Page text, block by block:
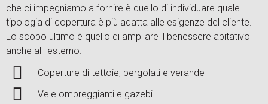
che ci impegniamo a fornire è quello di individuare quale
tipologia di copertura è più adatta alle esigenze del cliente.
Lo scopo ultimo è quello di ampliare il benessere abitativo
anche all' esterno.
Coperture di tettoie, pergolati e verande
Vele ombreggianti e gazebi